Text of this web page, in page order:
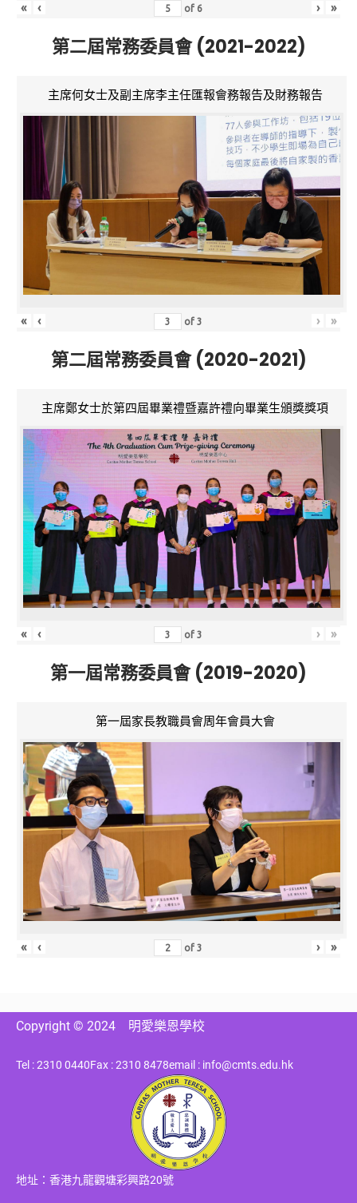
« ‹ of 6 › »
第二屆常務委員會 (2021-2022)
主席何女士及副主席李主任匯報會務報告及財務報告
« ‹ of3 › »
第二屆常務委員會 (2020-2021)
主席鄭女士於第四屆畢業禮暨嘉許禮向畢業生頒獎獎項
« ‹ of3 › »
第一屆常務委員會 (2019-2020)
第一屆家長教職員會周年會員大會
« ‹ of3 › »
Copyright © 2024 明愛樂恩學校
Tel : 2310 0440Fax : 2310 8478email : info@cmts.edu.hk
地址：香港九龍觀塘彩興路20號